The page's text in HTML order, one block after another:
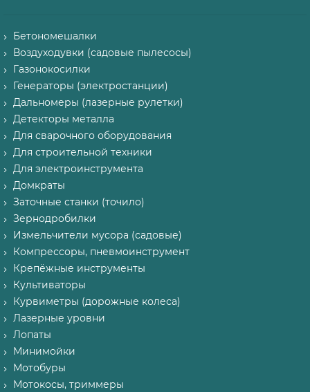
Бетономешалки
Воздуходувки (садовые пылесосы)
Газонокосилки
Генераторы (электростанции)
Дальномеры (лазерные рулетки)
Детекторы металла
Для сварочного оборудования
Для строительной техники
Для электроинструмента
Домкраты
Заточные станки (точило)
Зернодробилки
Измельчители мусора (садовые)
Компрессоры, пневмоинструмент
Крепёжные инструменты
Культиваторы
Курвиметры (дорожные колеса)
Лазерные уровни
Лопаты
Минимойки
Мотобуры
Мотокосы, триммеры